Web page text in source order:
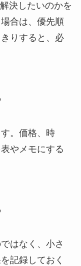
決したいのかを
合は、優先順
りすると、必
。価格、時
やメモにする
はなく、小さ
記録しておく